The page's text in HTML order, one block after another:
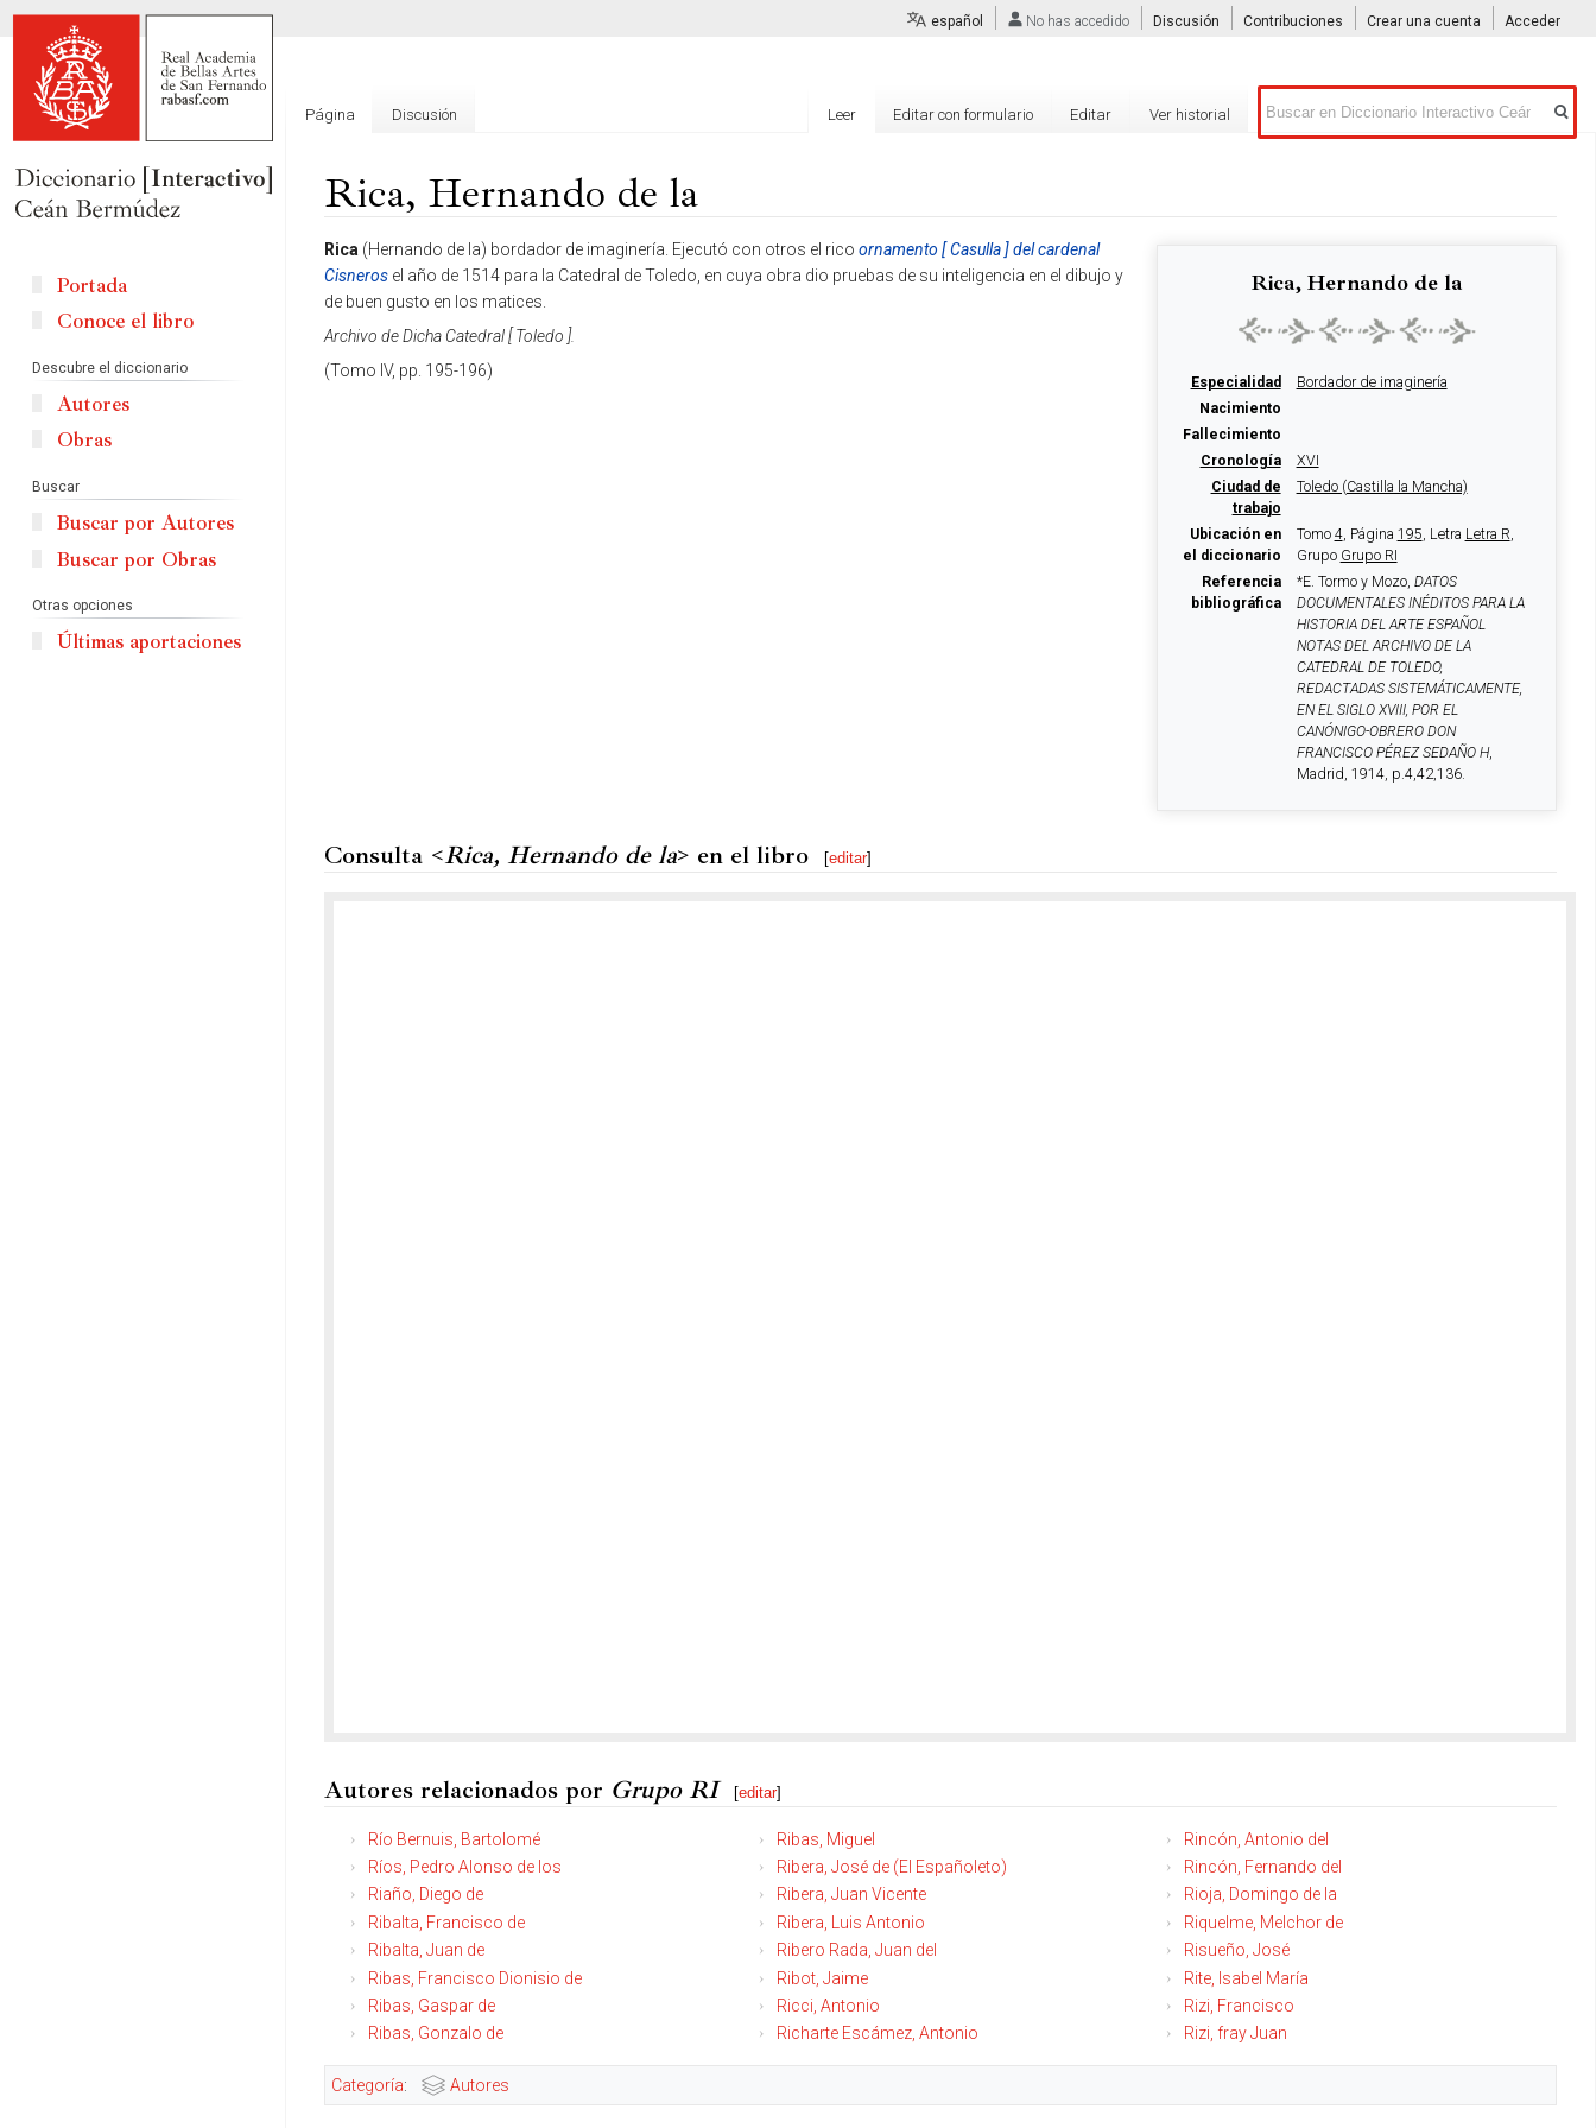
Rica, Hernando de la
Ir
a
la
navegación
Ir
a
la
búsqueda
Rica, Hernando de la
Especialidad
Bordador de imaginería
Nacimiento
Fallecimiento
Cronología
XVI
Ciudad de
trabajo
Toledo (Castilla la Mancha)
Ubicación en
el diccionario
Tomo 4, Página 195, Letra Letra R,
Grupo Grupo RI
Referencia
bibliográfica
*E. Tormo y Mozo, DATOS
DOCUMENTALES INÉDITOS PARA LA
HISTORIA DEL ARTE ESPAÑOL
NOTAS DEL ARCHIVO DE LA
CATEDRAL DE TOLEDO,
REDACTADAS SISTEMÁTICAMENTE,
EN EL SIGLO XVIII, POR EL
CANÓNIGO-OBRERO DON
FRANCISCO PÉREZ SEDAÑO H,
Madrid, 1914, p.4,42,136.
Rica (Hernando de la) bordador de imaginería. Ejecutó con otros el rico ornamento [ Casulla ] del cardenal
Cisneros el año de 1514 para la Catedral de Toledo, en cuya obra dio pruebas de su inteligencia en el dibujo y
de buen gusto en los matices.
Archivo de Dicha Catedral [ Toledo ].
(Tomo IV, pp. 195-196)
Consulta <Rica, Hernando de la> en el libro [editar]
Autores relacionados por Grupo RI [editar]
Río Bernuis, Bartolomé
Ríos, Pedro Alonso de los
Riaño, Diego de
Ribalta, Francisco de
Ribalta, Juan de
Ribas, Francisco Dionisio de
Ribas, Gaspar de
Ribas, Gonzalo de
Ribas, Miguel
Ribera, José de (El Españoleto)
Ribera, Juan Vicente
Ribera, Luis Antonio
Ribero Rada, Juan del
Ribot, Jaime
Ricci, Antonio
Richarte Escámez, Antonio
Rincón, Antonio del
Rincón, Fernando del
Rioja, Domingo de la
Riquelme, Melchor de
Risueño, José
Rite, Isabel María
Rizi, Francisco
Rizi, fray Juan
Categoría: Autores
español No has accedido Discusión Contribuciones Crear una cuenta Acceder
Página Discusión Leer Editar con formulario Editar Ver historial
Buscar
Portada
Conoce el libro
Descubre el diccionario
Autores
Obras
Buscar
Buscar por Autores
Buscar por Obras
Otras opciones
Últimas aportaciones